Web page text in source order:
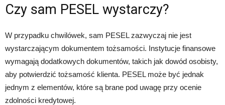
Czy sam PESEL wystarczy?
W przypadku chwilówek, sam PESEL zazwyczaj nie jest
wystarczającym dokumentem tożsamości. Instytucje finansowe
wymagają dodatkowych dokumentów, takich jak dowód osobisty,
aby potwierdzić tożsamość klienta. PESEL może być jednak
jednym z elementów, które są brane pod uwagę przy ocenie
zdolności kredytowej.